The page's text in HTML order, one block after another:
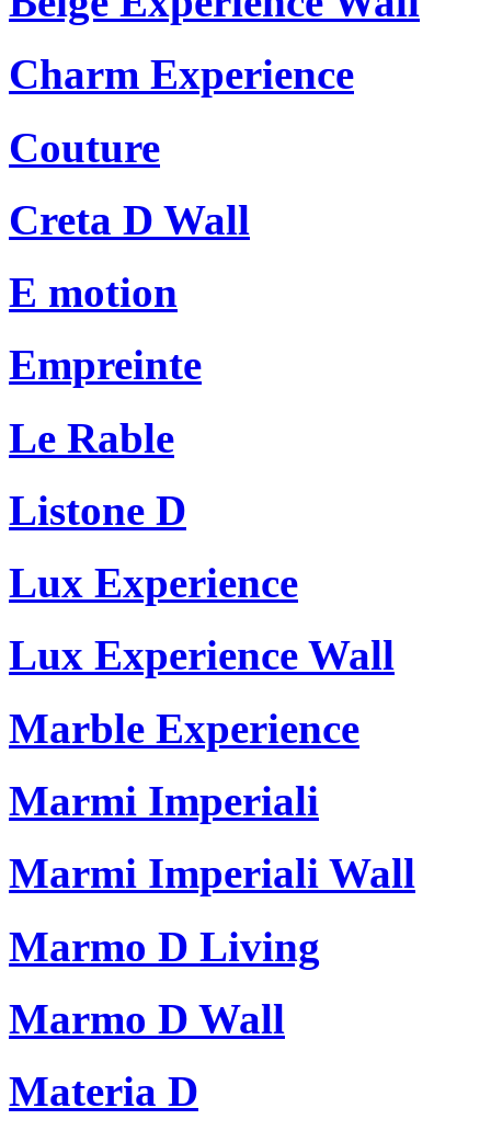
Charm Experience
Couture
Creta D Wall
E motion
Empreinte
Le Rable
Listone D
Lux Experience
Lux Experience Wall
Marble Experience
Marmi Imperiali
Marmi Imperiali Wall
Marmo D Living
Marmo D Wall
Materia D